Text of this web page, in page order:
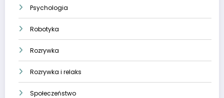
Psychologia
Robotyka
Rozrywka
Rozrywka i relaks
Społeczeństwo